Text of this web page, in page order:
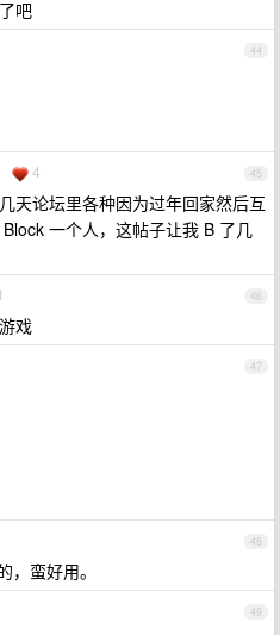
吧
44
45
4
天论坛里各种因为过年回家然后互
一个人，这帖子让我 B 了几
46
戏
47
48
，蛮好用。
49